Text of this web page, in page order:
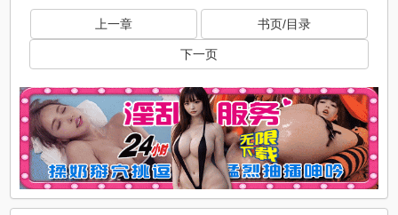
上一章 书页/目录
下一页